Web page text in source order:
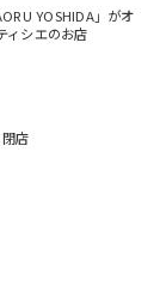
YOSHIDA」がオ
ィシエのお店
店